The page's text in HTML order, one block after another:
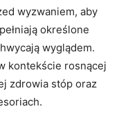
wyzwaniem, aby
określone
wyglądem.
kontekście rosnącej
zdrowia stóp oraz